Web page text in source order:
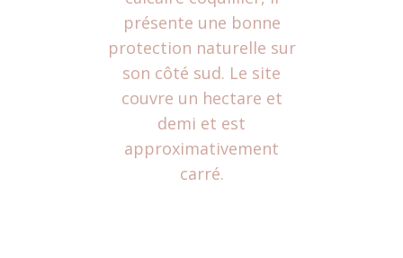
présente une bonne
protection naturelle sur
son côté sud. Le site
couvre un hectare et
demi et est
approximativement
carré.